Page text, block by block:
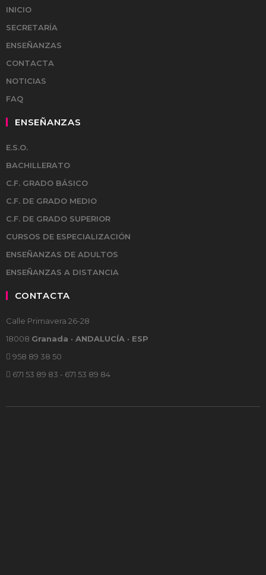
INICIO
SECRETARÍA
ENSEÑANZAS
CONTACTA
NOTICIAS
FAQ
ENSEÑANZAS
E.S.O.
BACHILLERATO
C.F. GRADO BÁSICO
C.F. DE GRADO MEDIO
C.F. DE GRADO SUPERIOR
CURSOS DE ESPECIALIZACIÓN
ENSEÑANZAS DE ADULTOS
ENSEÑANZAS A DISTANCIA
CONTACTA
Calle Primavera 26-28
18008 Granada · ANDALUCÍA · ESP
958 89 38 50
671 53 89 83 - 671 53 89 84